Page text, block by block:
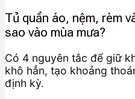
Tủ quần áo, nệm, rèm
sao vào mùa mưa?
Có 4 nguyên tắc để giữ
khô hẳn, tạo khoảng
định kỳ.